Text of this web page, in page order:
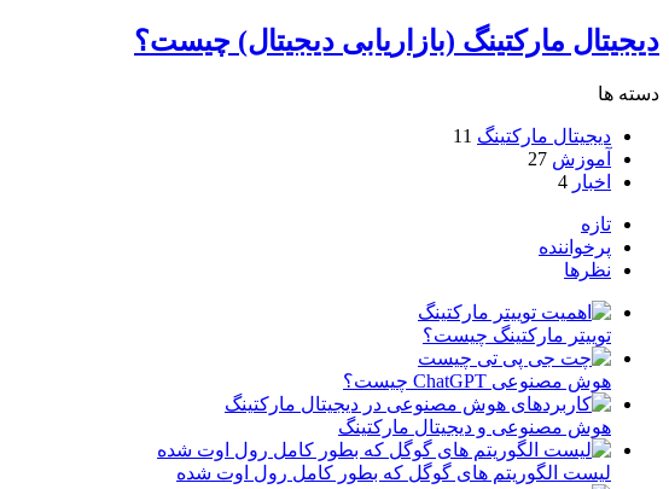
دیجیتال مارکتینگ (بازاریابی دیجیتال) چیست؟
دسته ها
دیجیتال مارکتینگ 11
آموزش 27
اخبار 4
تازه
پرخواننده
نظرها
توییتر مارکتینگ چیست؟
هوش مصنوعی ChatGPT چیست؟
هوش مصنوعی و دیجیتال مارکتینگ
لیست الگوریتم های گوگل که بطور کامل رول اوت شده